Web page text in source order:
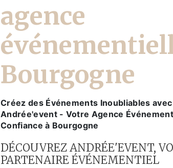
agence
Bourgogne
Créez des Événements Inoubliables avec
Andrée'event - Votre Agence
Confiance à Bourgogne
DÉCOUVREZ ANDRÉE'EVENT,
PARTENAIRE ÉVÉNEMENTIEL